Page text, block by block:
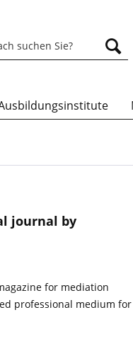
journal by
for mediation
professional medium for